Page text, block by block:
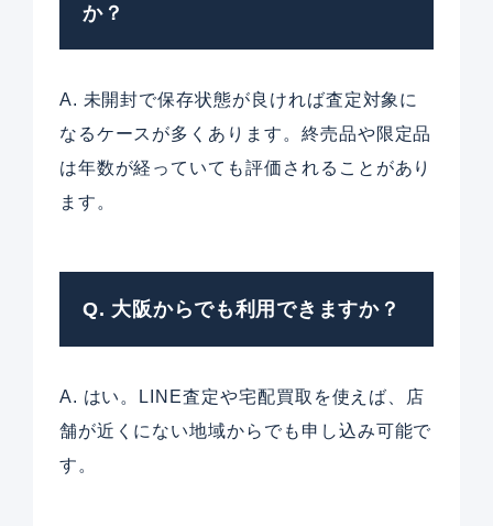
か？
A. 未開封で保存状態が良ければ査定対象に
なるケースが多くあります。終売品や限定品
は年数が経っていても評価されることがあり
ます。
Q. 大阪からでも利用できますか？
A. はい。LINE査定や宅配買取を使えば、店
舗が近くにない地域からでも申し込み可能で
す。